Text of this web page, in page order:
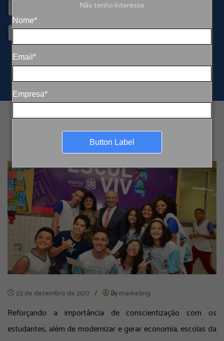
Não tenho interesse
Nome*
Email*
Empresa*
Button Label
própria
23 de dezembro de 2017 / Bymarketing
Reforçando a importância de conscientização com os
estudantes, além de modernizar e gerar economia, escolas da